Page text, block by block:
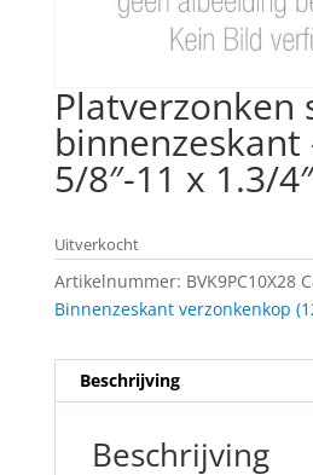
Platverzonken
binnenzeskant
5/8″-11 x 1.3/4″
Uitverkocht
Artikelnummer: BVK9PC10X28
Binnenzeskant verzonkenkop
Beschrijving
Beschrijving